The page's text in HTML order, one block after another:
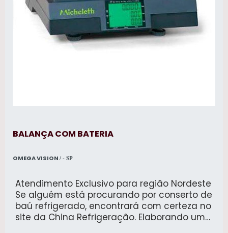
BALANÇA COM BATERIA
OMEGA VISION / - SP
Atendimento Exclusivo para região Nordeste
Se alguém está procurando por conserto de
baú refrigerado, encontrará com certeza no
site da China Refrigeração. Elaborando uma